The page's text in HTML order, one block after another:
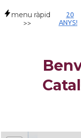
menu ràpid
>>
20
ANYS!